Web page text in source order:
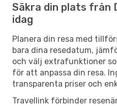
Säkra din plats från
idag
Planera din resa med
bara dina resedatum,
och välj extrafunktioner
för att anpassa din resa.
transparenta priser och
Travellink förbinder